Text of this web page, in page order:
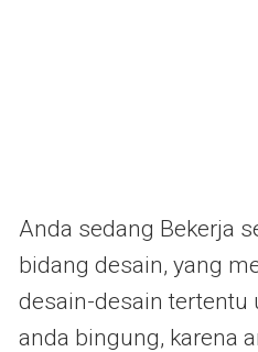
Anda sedang Bekerja
bidang desain, yang
desain-desain tertentu
anda bingung, karena